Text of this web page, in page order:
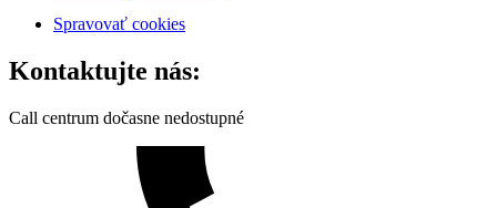
Spravovať cookies
Kontaktujte nás:
Call centrum dočasne nedostupné